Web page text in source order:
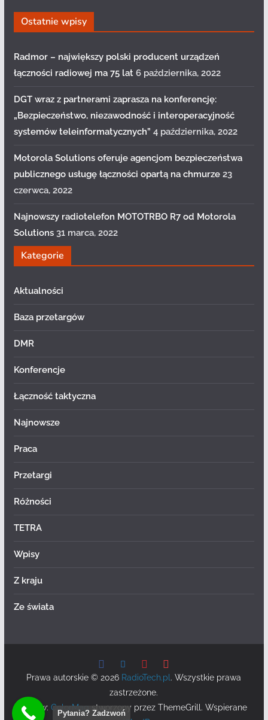
Ostatnie wpisy
Radmor – największy polski producent urządzeń
łączności radiowej ma 75 lat 6 października, 2022
DGT wraz z partnerami zaprasza na konferencję:
„Bezpieczeństwo, niezawodność i interoperacyjność
systemów teleinformatycznych” 4 października, 2022
Motorola Solutions oferuje agencjom bezpieczeństwa
publicznego usługę łączności opartą na chmurze 23
czerwca, 2022
Najnowszy radiotelefon MOTOTRBO R7 od Motorola
Solutions 31 marca, 2022
Kategorie
Aktualności
Baza przetargów
DMR
Konferencje
Łączność taktyczna
Najnowsze
Praca
Przetargi
Różności
TETRA
Wpisy
Z kraju
Ze świata
Prawa autorskie © 2026 RadioTech.pl . Wszystkie prawa
zastrzeżone.
Motyw:ColorMagstworzony przez ThemeGrill. Wspierane
Pytania? Zadzwoń